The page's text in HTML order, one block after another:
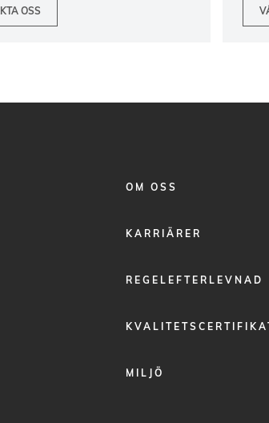
OSS
FOOTER
OM OSS
KARRIÄRER
REGELEFTERLEVNAD
MILJÖ